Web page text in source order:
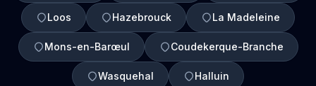
Loos Hazebrouck La Madeleine
Mons-en-Barœul Coudekerque-Branche
Wasquehal Halluin